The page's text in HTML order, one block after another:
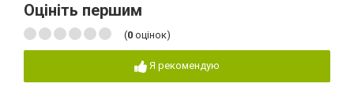
Оцініть першим
(0 оцінок)
Я рекомендую